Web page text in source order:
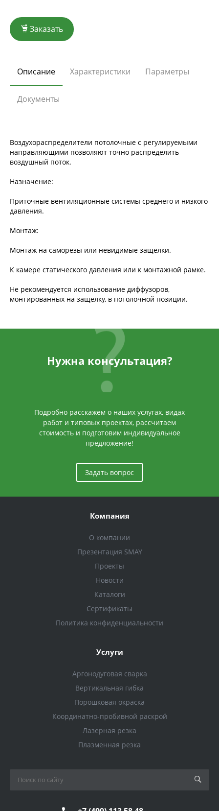
Заказать
Описание Характеристики Параметры
Документы
Воздухораспределители потолочные с регулируемыми
направляющими позволяют точно распределить
воздушный поток.
Назначение:
Приточные вентиляционные системы среднего и низкого
давления.
Монтаж:
Монтаж на саморезы или невидимые защелки.
К камере статического давления или к монтажной рамке.
Не рекомендуется использование диффузоров,
монтированных на защелку, в потолочной позиции.
Нужна консультация?
Подробно расскажем о наших услугах, видах
работ и типовых проектах, рассчитаем
стоимость и подготовим индивидуальное
предложение!
Задать вопрос
Компания
О компании
Презентация SMAY
Проекты
Новости
Каталоги
Сертификаты
Политика конфиденциальности
Услуги
Аргонодуговая сварка
Вертикальная гибка
Порошковая окраска
Координатно-пробивной раскрой
Лазерная резка
Плазменная резка